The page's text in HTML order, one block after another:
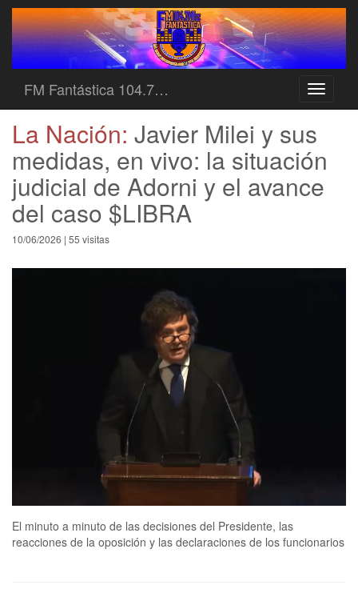
Toggle
FM Fantástica 104.7…
La Nación: Javier Milei y sus
medidas, en vivo: la situación
judicial de Adorni y el avance
del caso $LIBRA
10/06/2026 | 55 visitas
El minuto a minuto de las decisiones del Presidente, las
reacciones de la oposición y las declaraciones de los funcionarios